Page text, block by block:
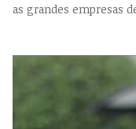
as grandes empresas